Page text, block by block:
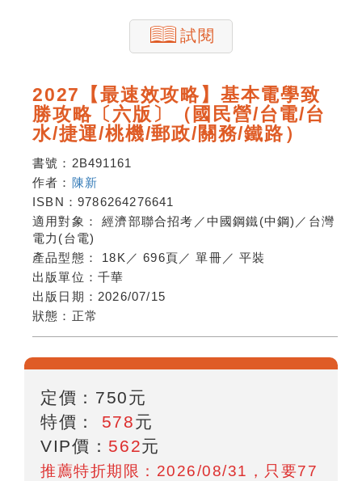
試閱
2027【最速效攻略】基本電學致
勝攻略〔六版〕（國民營/台電/台
水/捷運/桃機/郵政/關務/鐵路）
書號： 2B491161
作者： 陳新
ISBN： 9786264276641
適用對象：經濟部聯合招考／中國鋼鐵(中鋼)／台灣
電力(台電)
產品型態： 18K ／696頁 ／單冊 ／平裝
出版單位： 千華
出版日期： 2026/07/15
狀態： 正常
定價： 750元
特價： 578元
VIP價： 562元
推薦特折期限：2026/08/31，只要77